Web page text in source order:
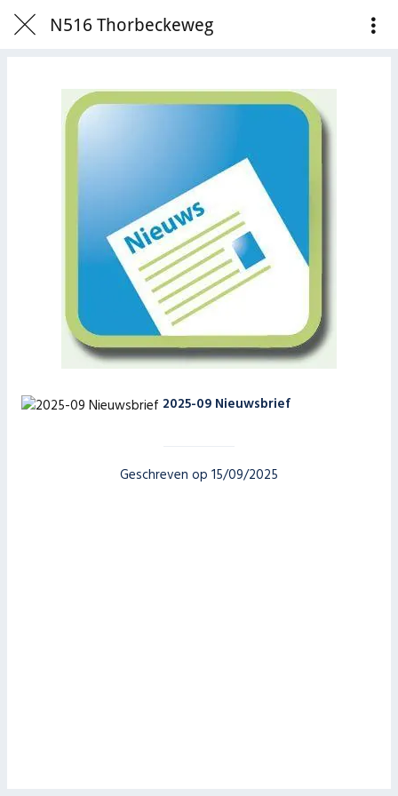
N516 Thorbeckeweg
2025-09 Nieuwsbrief
Geschreven op 15/09/2025